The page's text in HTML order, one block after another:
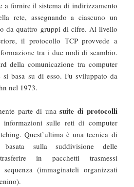
a fornire il sistema di indirizzamento
rete, assegnando a ciascuno un
da quattro gruppi di cifre. Al livello
il protocollo TCP provvede a
tra i due nodi di scambio.
della comunicazione tra computer
si basa su di esso. Fu sviluppato da
nel 1973.
parte di unasuite di protocolli
sulle reti di computer
Quest’ultima è una tecnica di
sulla suddivisione delle
in pacchetti trasmessi
(immaginateli organizzati